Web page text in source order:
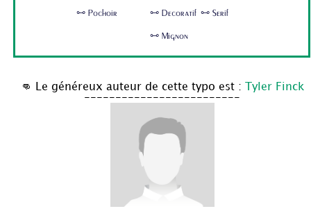
🜺 Pochoir 🜺 Decoratif
🜺 Mignon
🜺 Serif
👊 Le généreux auteur de cette typo est :
Tyler Finck
-------------------------